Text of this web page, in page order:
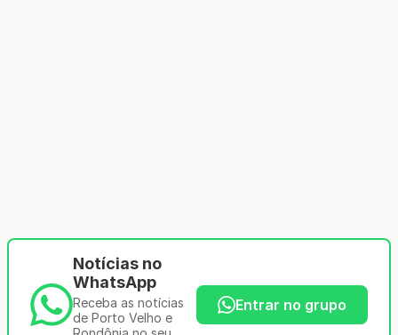
Notícias no
WhatsApp
Receba as notícias
de Porto Velho e
Entrar no grupo